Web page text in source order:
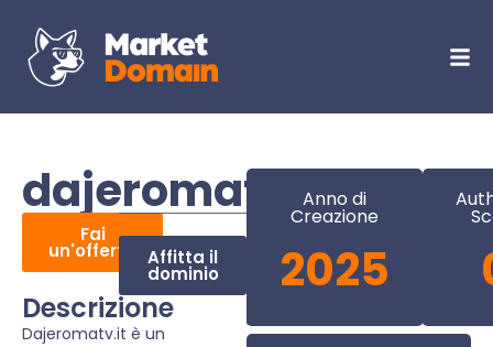
dajeromatv.it
Fai
un'offerta Affitta il
dominio
Descrizione
Dajeromatv.it è un
Anno di
Creazione
2025